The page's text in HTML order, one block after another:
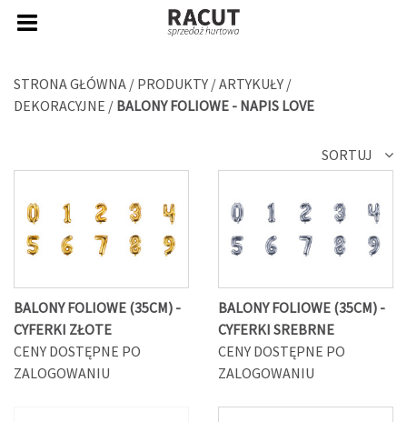
STRONA GŁÓWNA / PRODUKTY /ARTYKUŁY /
DEKORACYJNE / BALONY FOLIOWE - NAPIS LOVE
SORTUJ
BALONY FOLIOWE (35CM) -
CYFERKI ZŁOTE
CENY DOSTĘPNE PO
ZALOGOWANIU
BALONY FOLIOWE (35CM) -
CYFERKI SREBRNE
CENY DOSTĘPNE PO
ZALOGOWANIU